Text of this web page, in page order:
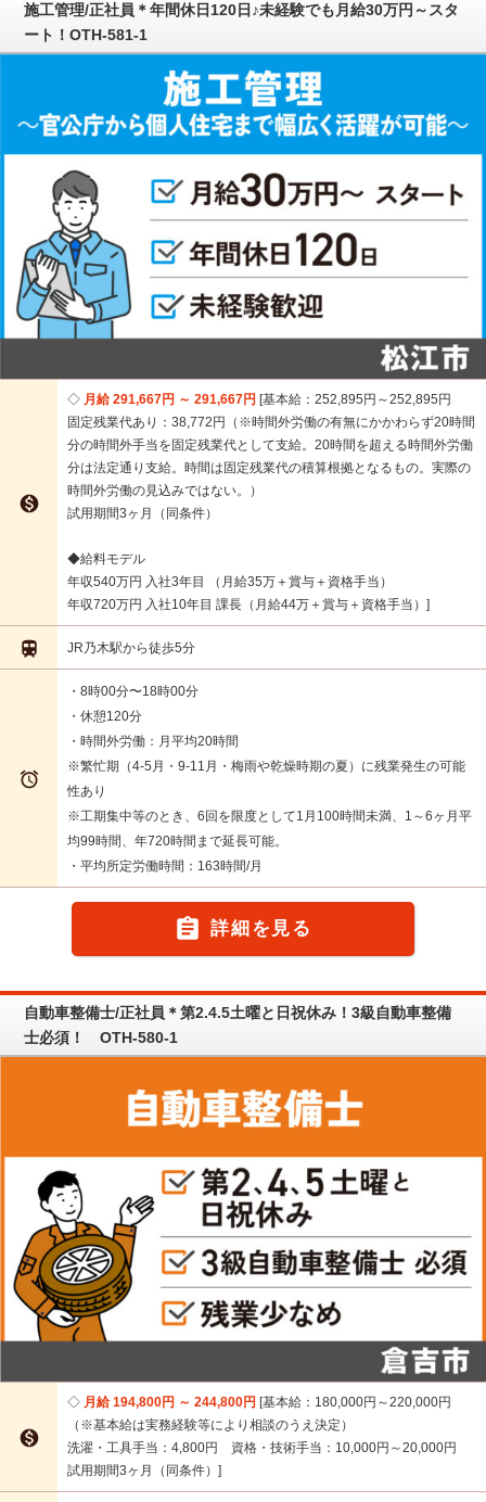
施工管理/正社員＊年間休日120日♪未経験でも月給30万円～スタ
ート！OTH-581-1

月給 291,667円 ～ 291,667円 基本給：252,895円～252,895円
固定残業代あり：38,772円（※時間外労働の有無にかかわらず20時間
分の時間外手当を固定残業代として支給。20時間を超える時間外労働
分は法定通り支給。時間は固定残業代の積算根拠となるもの。実際の
時間外労働の見込みではない。）
試用期間3ヶ月（同条件）
◆給料モデル
年収540万円 入社3年目 （月給35万＋賞与＋資格手当）
年収720万円 入社10年目 課長（月給44万＋賞与＋資格手当）
 JR乃木駅から徒歩5分

・8時00分〜18時00分
・休憩120分
・時間外労働：月平均20時間
※繁忙期（4-5月・9-11月・梅雨や乾燥時期の夏）に残業発生の可能
性あり
※工期集中等のとき、6回を限度として1月100時間未満、1～6ヶ月平
均99時間、年720時間まで延長可能。
・平均所定労働時間：163時間/月
 詳細を見る
自動車整備士/正社員＊第2.4.5土曜と日祝休み！3級自動車整備
士必須！ OTH-580-1

月給 194,800円 ～ 244,800円 基本給：180,000円～220,000円
（※基本給は実務経験等により相談のうえ決定）
洗濯・工具手当：4,800円 資格・技術手当：10,000円～20,000円
試用期間3ヶ月（同条件）